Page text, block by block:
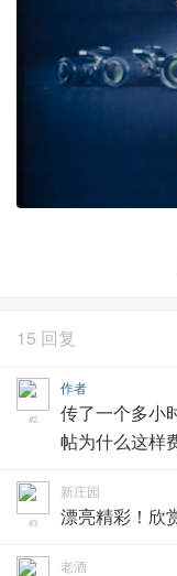
15 回复
作者
#2
传了一个多小
帖为什么这样
新庄园
#3 漂亮精彩！欣
老酒